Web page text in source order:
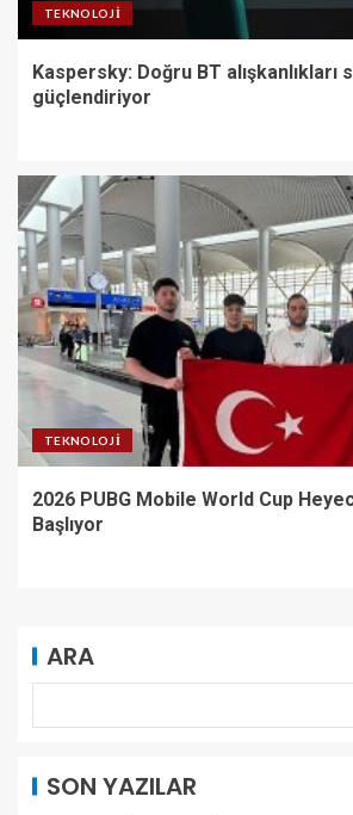
TEKNOLOJI
Kaspersky: Doğru BT alışkanlıkları
güçlendiriyor
TEKNOLOJI
2026 PUBG Mobile World Cup
Başlıyor
ARA
SON YAZILAR